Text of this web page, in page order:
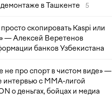
в Ташкенте
5
скопировать Kaspi или
— Алексей Веретенов
банков Узбекистана
не про спорт в чистом виде» —
интервью с ММА-лигой
о деньгах, бойцах и медиа